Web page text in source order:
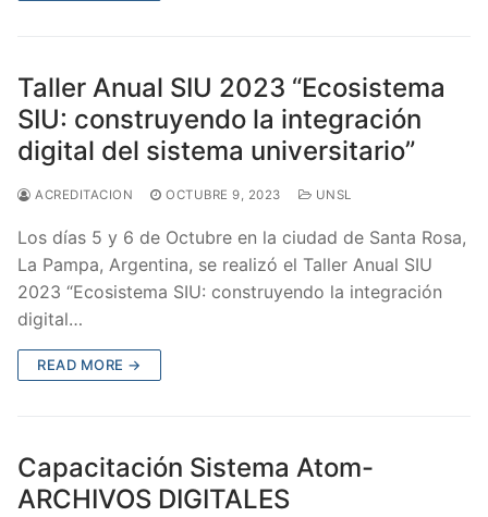
Taller Anual SIU 2023 “Ecosistema
SIU: construyendo la integración
digital del sistema universitario”
ACREDITACION OCTUBRE 9, 2023 UNSL
Los días 5 y 6 de Octubre en la ciudad de Santa Rosa,
La Pampa, Argentina, se realizó el Taller Anual SIU
2023 “Ecosistema SIU: construyendo la integración
digital…
READ MORE →
Capacitación Sistema Atom-
ARCHIVOS DIGITALES